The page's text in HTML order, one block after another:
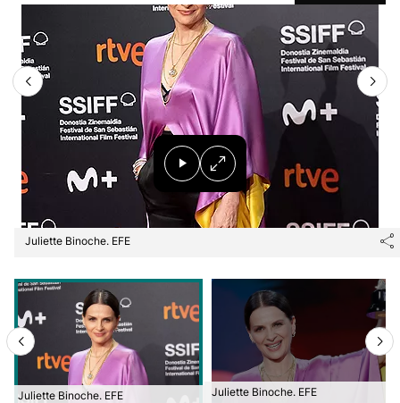
Juliette Binoche. EFE
Juliette Binoche. EFE Juliette Binoche. EFE